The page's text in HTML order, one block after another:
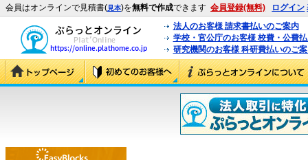
会員はオンラインで見積書(見本)を無料で作成できます 会員登録(無料) ログイン
法人のお客様 請求書払いのご案内
学校・官公庁のお客様 校費・公費
研究機関のお客様 科研費払いのご